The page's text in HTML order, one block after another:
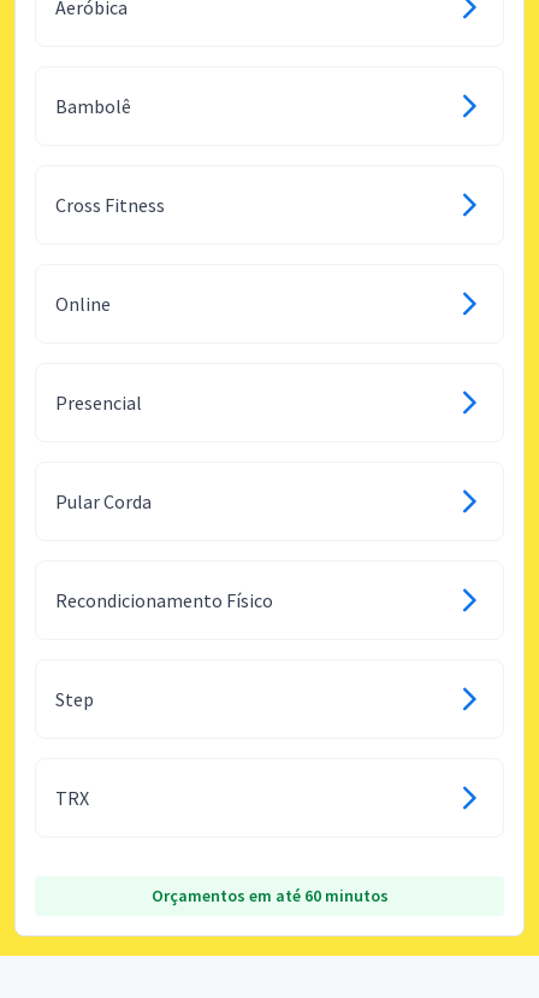
Aeróbica
Bambolê
Cross Fitness
Online
Presencial
Pular Corda
Recondicionamento Físico
Step
TRX
Orçamentos em até 60 minutos